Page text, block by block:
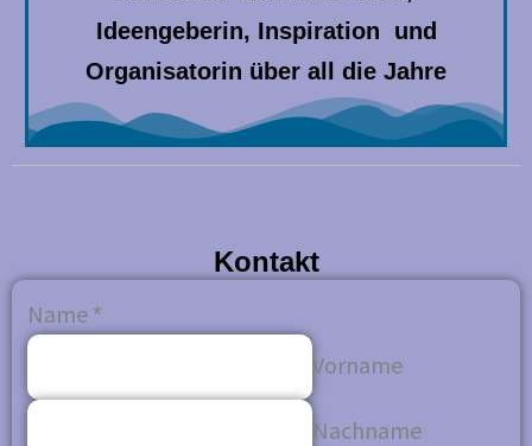
Ideengeberin, Inspiration und
Organisatorin über all die Jahre
Kontakt
Name*
Vorname
Nachname